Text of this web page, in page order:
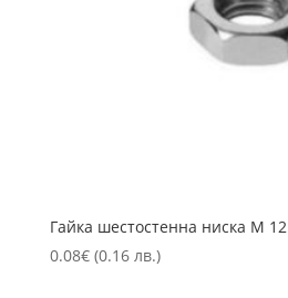
Гайка шестостенна ниска М 12
0.08€ (0.16 лв.)